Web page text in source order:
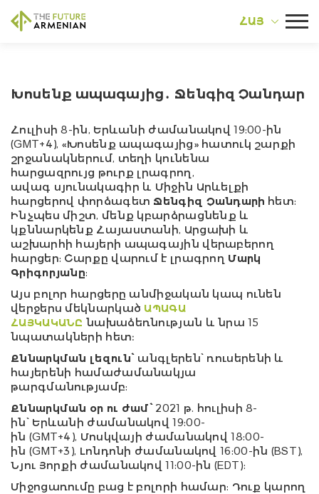
ՀԱՅ
Խոսենք ապագայից․ Ջենգիզ Չանդար
Հուլիսի 8-ին, Երևանի ժամանակով 19:00-ին
(GMT+4), «Խոսենք ապագայից» հատուկ շարքի
շրջանակներում, տեղի կունենա
հարցազրույց թուրք լրագրող,
ավագ սյունակագիր և Միջին Արևելքի
հարցերով փորձագետ Ջենգիզ Չանդարի հետ:
Ինչպես միշտ, մենք կբարձրացնենք և
կքննարկենք Հայաստանի, Արցախի և
աշխարհի հայերի ապագային վերաբերող
հարցեր: Շարքը վարում է լրագրող Մարկ
Գրիգորյանը:
Այս բոլոր հարցերը անմիջական կապ ունեն
վերջերս մեկնարկած ԱՊԱԳԱ
ՀԱՅԿԱԿԱՆԸ նախաձեռնության և նրա 15
նպատակների հետ։
Քննարկման լեզուն՝ անգլերեն՝ ռուսերենի և
հայերենի համաժամանակյա
թարգմանությամբ:
Քննարկման օր ու ժամ՝ 2021 թ. հուլիսի 8-
ին՝ Երևանի ժամանակով 19:00-
ին (GMT+4), Մոսկվայի ժամանակով 18:00-
ին (GMT+3), Լոնդոնի ժամանակով 16:00-ին (BST),
Նյու Յորքի ժամանակով 11:00-ին (EDT):
Միջոցառումը բաց է բոլորի համար: Դուք կարող